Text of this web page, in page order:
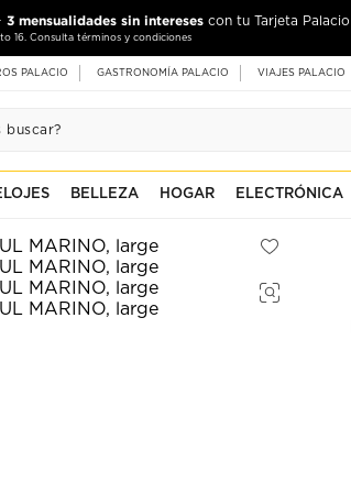
3 mensualidades sin intereses con tu Tarjeta Palacio
16. Consulta términos y condiciones
PALACIO GASTRONOMÍA PALACIO VIAJES PALACIO
BELLEZA HOGAR ELECTRÓNICA